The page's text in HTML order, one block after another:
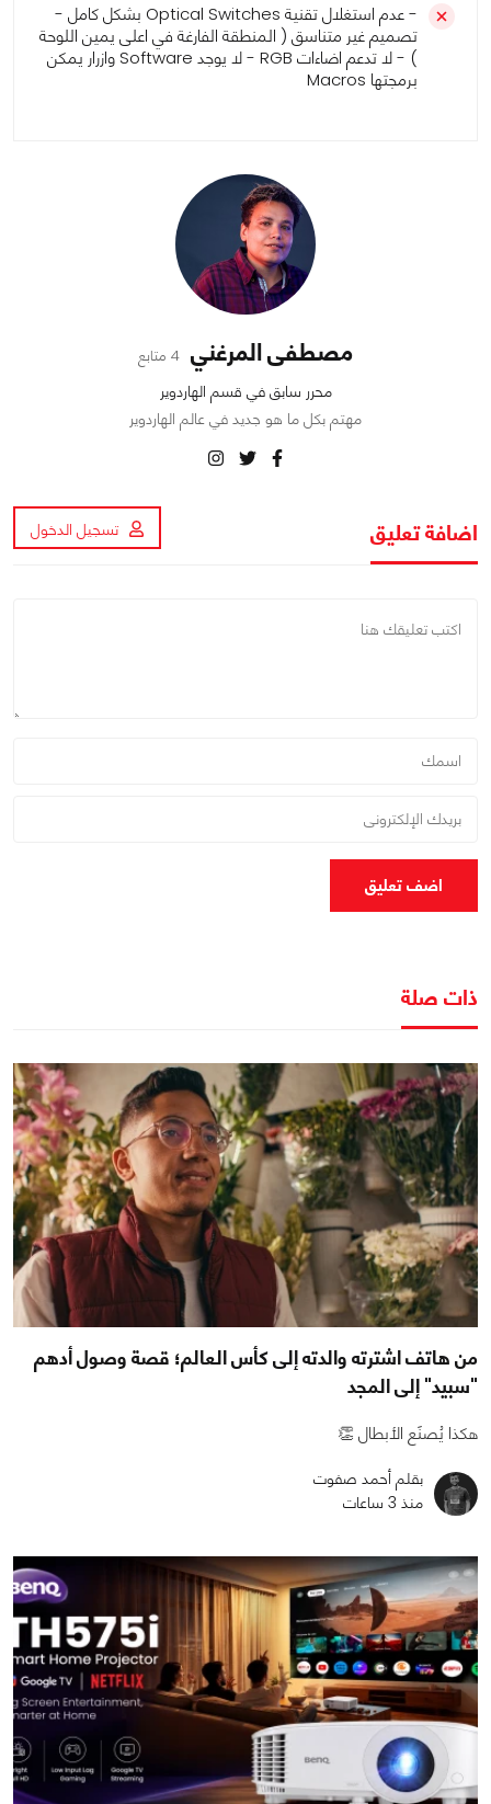
- عدم استغلال تقنية Optical Switches بشكل كامل -
تصميم غير متناسق ( المنطقة الفارغة في اعلى يمين اللوحة
) - لا تدعم اضاءات RGB - لا يوجد Software وازرار يمكن
برمجتها Macros
مصطفى المرغني 4 متابع
محرر سابق في قسم الهاردوير
مهتم بكل ما هو جديد في عالم الهاردوير
اضافة تعليق تسجيل الدخول
اضف تعليق
ذات صلة
من هاتف اشترته والدته إلى كأس العالم؛ قصة وصول أدهم
"سبيد" إلى المجد
هكذا يُصنَع الأبطال 👏
بقلم أحمد صفوت
منذ 3 ساعات